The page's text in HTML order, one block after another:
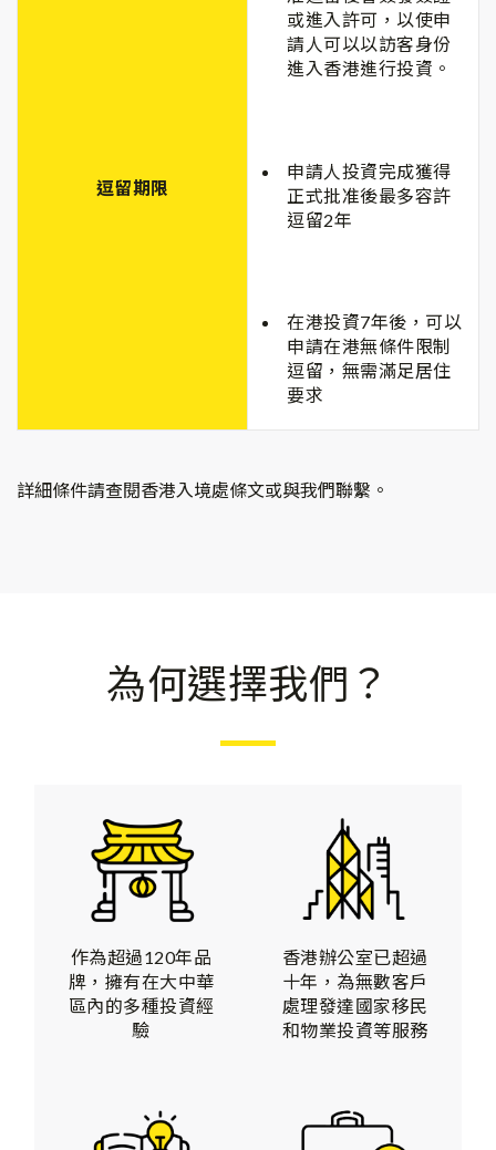
逗留期限
或進入許可，以使申
請人可以以訪客身份
進入香港進行投資。
申請人投資完成獲得
正式批准後最多容許
逗留2年
在港投資7年後，可以
申請在港無條件限制
逗留，無需滿足居住
要求
詳細條件請查閱香港入境處條文或與我們聯繫。
為何選擇我們？
作為超過120年品
牌，擁有在大中華
區內的多種投資經
驗
香港辦公室已超過
十年，為無數客戶
處理發達國家移民
和物業投資等服務